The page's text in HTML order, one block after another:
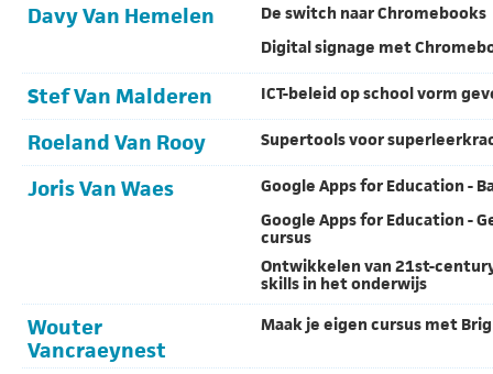
Davy Van Hemelen
De switch naar Chromebooks
Digital signage met
Stef Van Malderen ICT-beleid op school vorm
Roeland Van Rooy Supertools voor
Joris Van Waes
Google Apps for Education -
Google Apps for Education -
cursus
Ontwikkelen van 21st-
skills in het onderwijs
Wouter
Vancraeynest
Maak je eigen cursus met